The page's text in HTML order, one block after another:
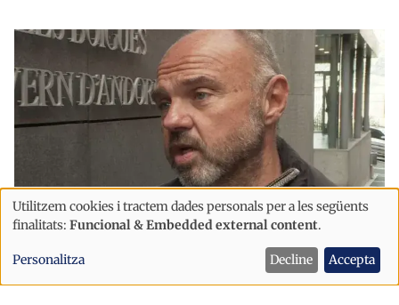
Societat
El sindicat dels treballadors del Comú
Ús
de
dades
Utilitzem cookies i tractem dades personals per a les següents
finalitats: Funcional & Embedded external content.
Personalitza Decline Accepta